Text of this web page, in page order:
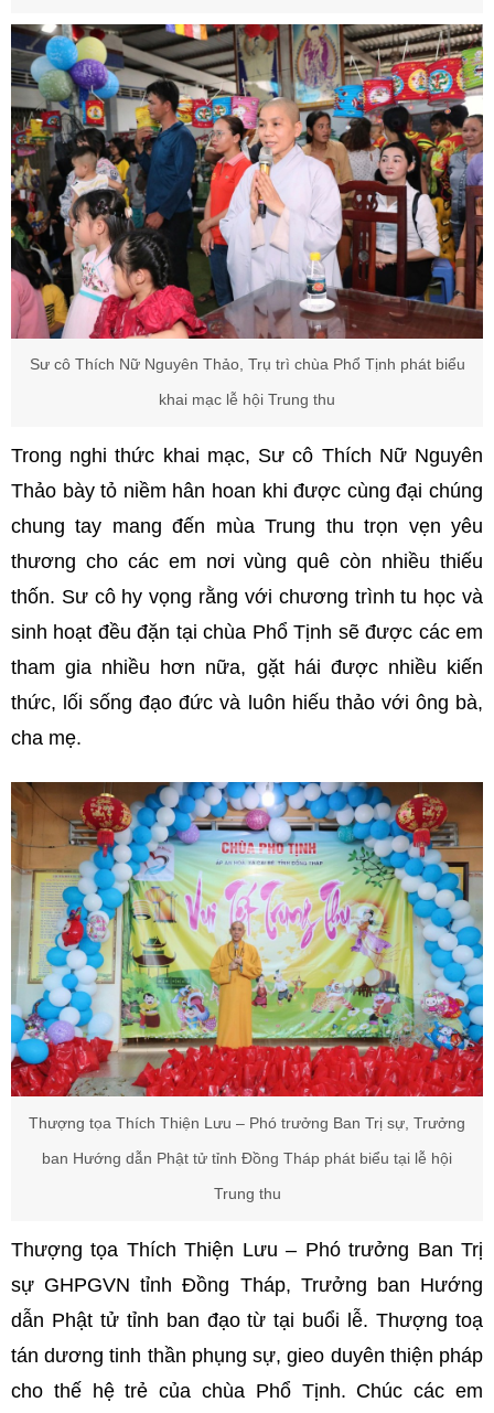
Sư cô Thích Nữ Nguyên Thảo, Trụ trì chùa Phổ Tịnh phát biểu
khai mạc lễ hội Trung thu
Trong nghi thức khai mạc, Sư cô Thích Nữ Nguyên
Thảo bày tỏ niềm hân hoan khi được cùng đại chúng
chung tay mang đến mùa Trung thu trọn vẹn yêu
thương cho các em nơi vùng quê còn nhiều thiếu
thốn. Sư cô hy vọng rằng với chương trình tu học và
sinh hoạt đều đặn tại chùa Phổ Tịnh sẽ được các em
tham gia nhiều hơn nữa, gặt hái được nhiều kiến
thức, lối sống đạo đức và luôn hiếu thảo với ông bà,
cha mẹ.
Thượng tọa Thích Thiện Lưu – Phó trưởng Ban Trị sự, Trưởng
ban Hướng dẫn Phật tử tỉnh Đồng Tháp phát biểu tại lễ hội
Trung thu
Thượng tọa Thích Thiện Lưu – Phó trưởng Ban Trị
sự GHPGVN tỉnh Đồng Tháp, Trưởng ban Hướng
dẫn Phật tử tỉnh ban đạo từ tại buổi lễ. Thượng toạ
tán dương tinh thần phụng sự, gieo duyên thiện pháp
cho thế hệ trẻ của chùa Phổ Tịnh. Chúc các em